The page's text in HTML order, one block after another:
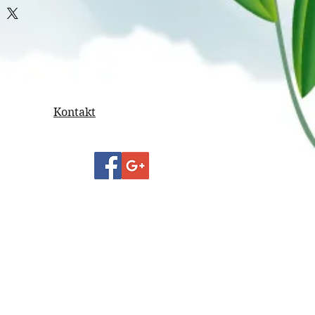
Größe)
Kontakt